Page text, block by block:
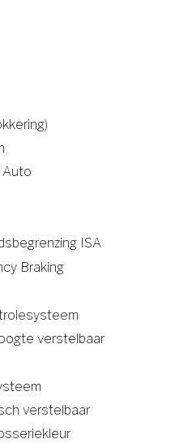
Auto
ISA
Braking
verstelbaar
verstelbaar